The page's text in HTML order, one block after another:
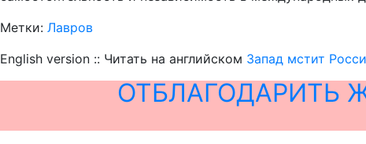
Метки: Лавров
English version :: Читать на английском Запад мстит
ОТБЛАГОДАРИТЬ